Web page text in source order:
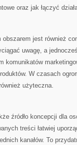
oraz jak łączyć
obszarem jest również
uwagę, a
komunikatów
W czasach
użyteczna.
źródło koncepcji dla
treści łatwiej
kanałów. To